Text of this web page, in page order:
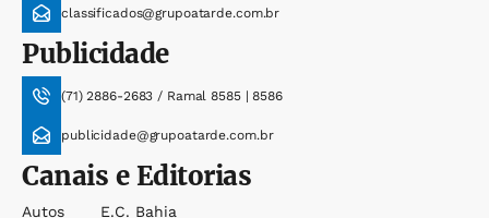
classificados@grupoatarde.com.br
Publicidade
(71) 2886-2683 / Ramal 8585 | 8586
publicidade@grupoatarde.com.br
Canais e Editorias
Autos
E.c. Bahia